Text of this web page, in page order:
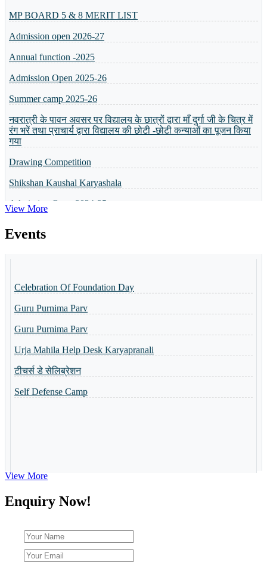
Admission open 2026-27
Annual function -2025
Admission Open 2025-26
Summer camp 2025-26
नवरात्री के पावन अवसर पर विद्यालय के छात्रों द्वारा माँ दुर्गा जी के चित्र में
रंग भरें तथा प्राचार्य द्वारा विद्यालय की छोटी -छोटी कन्याओं का पूजन किया
गया
Drawing Competition
Shikshan Kaushal Karyashala
Admission Open 2024-25
व्यक्तित्व विकास शिविर
5 or 8 Merit List
Shri Ramlala Pran Prathistha Utsav
नैैपुुण्य शिविर 31.10.2023 से 04.11.2023 तक आयोजित किया गया
Guru Purnima Invitation Card
Toppers of the school
World Yoga Divas 2023
Admission Open-2023
View More
Events
Guru Purnima Parv
Guru Purnima Parv
Urja Mahila Help Desk Karyapranali
टीचर्स डे सेलिब्रेशन
Self Defense Camp
View More
Enquiry Now!